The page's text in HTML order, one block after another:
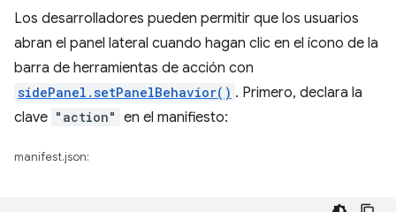
Los desarrolladores pueden permitir que los usuarios
abran el panel lateral cuando hagan clic en el ícono de la
barra de herramientas de acción con
sidePanel.setPanelBehavior() . Primero, declara la
clave "action" en el manifiesto:
manifest.json: